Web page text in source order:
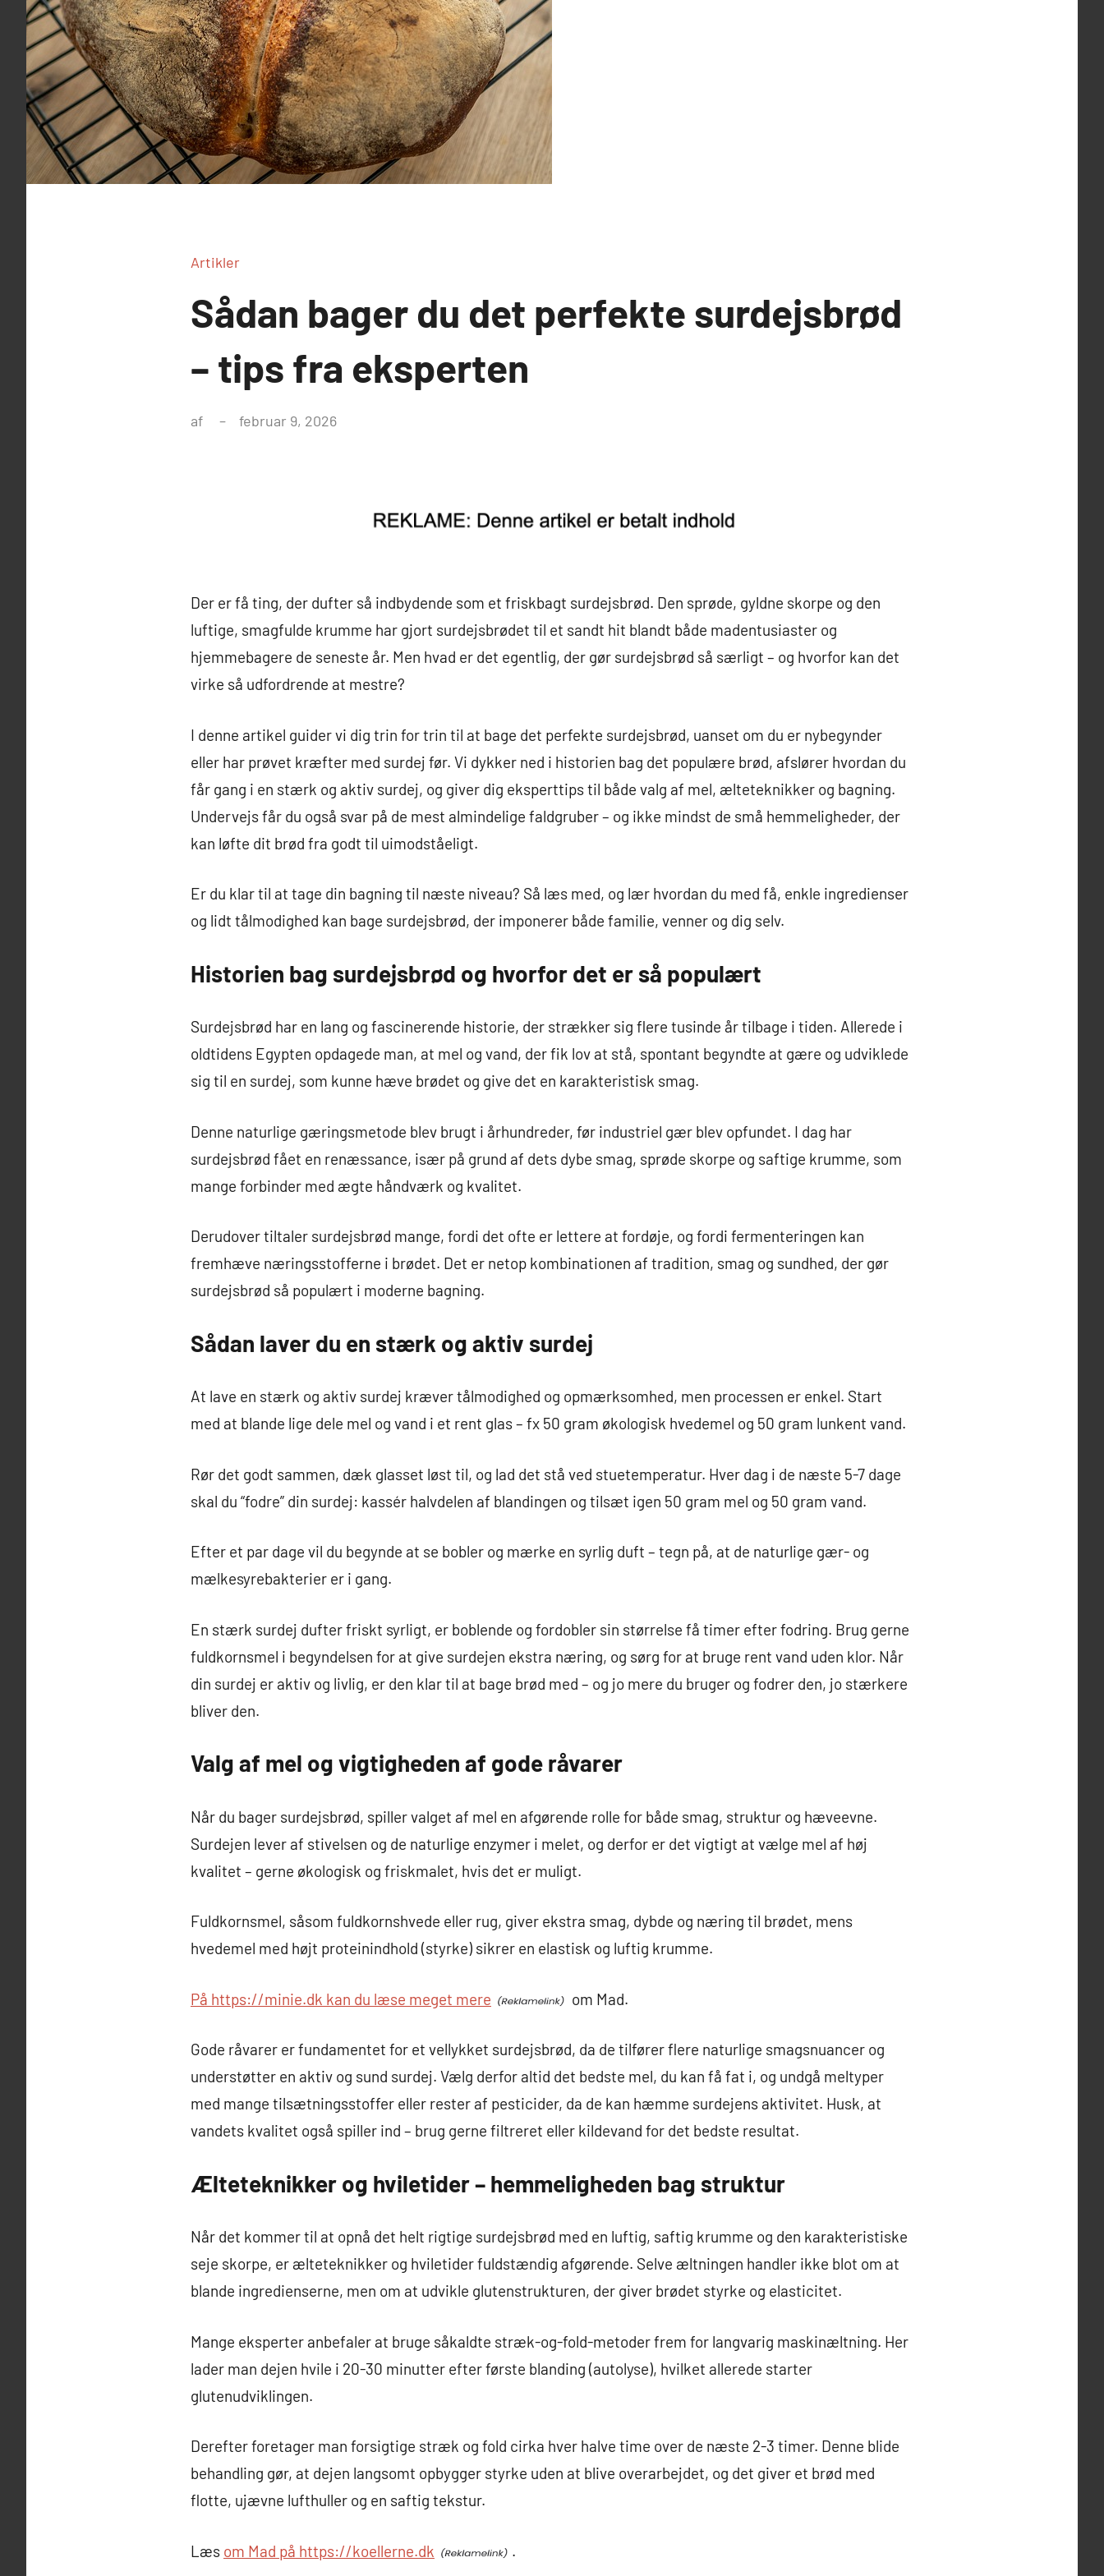
Artikler
Sådan bager du det perfekte surdejsbrød
– tips fra eksperten
af februar 9, 2026
Der er få ting, der dufter så indbydende som et friskbagt surdejsbrød. Den sprøde, gyldne skorpe og den
luftige, smagfulde krumme har gjort surdejsbrødet til et sandt hit blandt både madentusiaster og
hjemmebagere de seneste år. Men hvad er det egentlig, der gør surdejsbrød så særligt – og hvorfor kan det
virke så udfordrende at mestre?
I denne artikel guider vi dig trin for trin til at bage det perfekte surdejsbrød, uanset om du er nybegynder
eller har prøvet kræfter med surdej før. Vi dykker ned i historien bag det populære brød, afslører hvordan du
får gang i en stærk og aktiv surdej, og giver dig eksperttips til både valg af mel, ælteteknikker og bagning.
Undervejs får du også svar på de mest almindelige faldgruber – og ikke mindst de små hemmeligheder, der
kan løfte dit brød fra godt til uimodståeligt.
Er du klar til at tage din bagning til næste niveau? Så læs med, og lær hvordan du med få, enkle ingredienser
og lidt tålmodighed kan bage surdejsbrød, der imponerer både familie, venner og dig selv.
Historien bag surdejsbrød og hvorfor det er så populært
Surdejsbrød har en lang og fascinerende historie, der strækker sig flere tusinde år tilbage i tiden. Allerede i
oldtidens Egypten opdagede man, at mel og vand, der fik lov at stå, spontant begyndte at gære og udviklede
sig til en surdej, som kunne hæve brødet og give det en karakteristisk smag.
Denne naturlige gæringsmetode blev brugt i århundreder, før industriel gær blev opfundet. I dag har
surdejsbrød fået en renæssance, især på grund af dets dybe smag, sprøde skorpe og saftige krumme, som
mange forbinder med ægte håndværk og kvalitet.
Derudover tiltaler surdejsbrød mange, fordi det ofte er lettere at fordøje, og fordi fermenteringen kan
fremhæve næringsstofferne i brødet. Det er netop kombinationen af tradition, smag og sundhed, der gør
surdejsbrød så populært i moderne bagning.
Sådan laver du en stærk og aktiv surdej
At lave en stærk og aktiv surdej kræver tålmodighed og opmærksomhed, men processen er enkel. Start
med at blande lige dele mel og vand i et rent glas – fx 50 gram økologisk hvedemel og 50 gram lunkent vand.
Rør det godt sammen, dæk glasset løst til, og lad det stå ved stuetemperatur. Hver dag i de næste 5-7 dage
skal du “fodre” din surdej: kassér halvdelen af blandingen og tilsæt igen 50 gram mel og 50 gram vand.
Efter et par dage vil du begynde at se bobler og mærke en syrlig duft – tegn på, at de naturlige gær- og
mælkesyrebakterier er i gang.
En stærk surdej dufter friskt syrligt, er boblende og fordobler sin størrelse få timer efter fodring. Brug gerne
fuldkornsmel i begyndelsen for at give surdejen ekstra næring, og sørg for at bruge rent vand uden klor. Når
din surdej er aktiv og livlig, er den klar til at bage brød med – og jo mere du bruger og fodrer den, jo stærkere
bliver den.
Valg af mel og vigtigheden af gode råvarer
Når du bager surdejsbrød, spiller valget af mel en afgørende rolle for både smag, struktur og hæveevne.
Surdejen lever af stivelsen og de naturlige enzymer i melet, og derfor er det vigtigt at vælge mel af høj
kvalitet – gerne økologisk og friskmalet, hvis det er muligt.
Fuldkornsmel, såsom fuldkornshvede eller rug, giver ekstra smag, dybde og næring til brødet, mens
hvedemel med højt proteinindhold (styrke) sikrer en elastisk og luftig krumme.
På https://minie.dk kan du læse meget mere om Mad.
Gode råvarer er fundamentet for et vellykket surdejsbrød, da de tilfører flere naturlige smagsnuancer og
understøtter en aktiv og sund surdej. Vælg derfor altid det bedste mel, du kan få fat i, og undgå meltyper
med mange tilsætningsstoffer eller rester af pesticider, da de kan hæmme surdejens aktivitet. Husk, at
vandets kvalitet også spiller ind – brug gerne filtreret eller kildevand for det bedste resultat.
Ælteteknikker og hviletider – hemmeligheden bag struktur
Når det kommer til at opnå det helt rigtige surdejsbrød med en luftig, saftig krumme og den karakteristiske
seje skorpe, er ælteteknikker og hviletider fuldstændig afgørende. Selve æltningen handler ikke blot om at
blande ingredienserne, men om at udvikle glutenstrukturen, der giver brødet styrke og elasticitet.
Mange eksperter anbefaler at bruge såkaldte stræk-og-fold-metoder frem for langvarig maskinæltning. Her
lader man dejen hvile i 20-30 minutter efter første blanding (autolyse), hvilket allerede starter
glutenudviklingen.
Derefter foretager man forsigtige stræk og fold cirka hver halve time over de næste 2-3 timer. Denne blide
behandling gør, at dejen langsomt opbygger styrke uden at blive overarbejdet, og det giver et brød med
flotte, ujævne lufthuller og en saftig tekstur.
Læs om Mad på https://koellerne.dk .